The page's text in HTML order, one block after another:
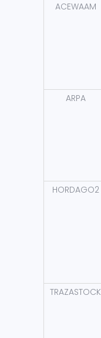
ACEWAAM
ARPA
HORDAGO2
TRAZASTOCK